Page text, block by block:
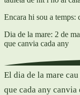
Encara hi sou a temps:
Dia de la mare: 2 de
que canvia cada any
El dia de la mare
que cada any canvia